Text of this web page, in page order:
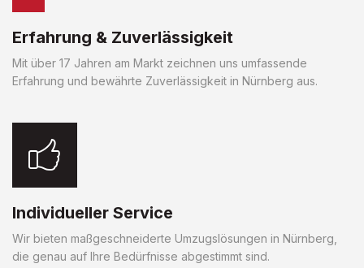
Erfahrung & Zuverlässigkeit
Mit über 17 Jahren am Markt zeichnen uns umfassende
Erfahrung und bewährte Zuverlässigkeit in Nürnberg aus.
Individueller Service
Wir bieten maßgeschneiderte Umzugslösungen in Nürnberg,
die genau auf Ihre Bedürfnisse abgestimmt sind.